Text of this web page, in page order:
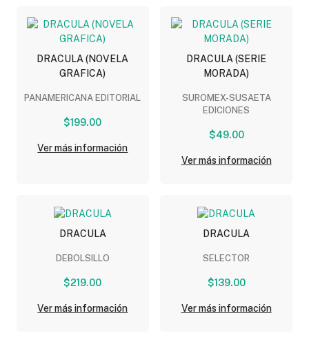
DRACULA (NOVELA
GRAFICA)
PANAMERICANA EDITORIAL
$199.00
Ver más información
DRACULA (SERIE
MORADA)
SUROMEX-SUSAETA
EDICIONES
$49.00
Ver más información
DRACULA
DEBOLSILLO
$219.00
Ver más información
DRACULA
SELECTOR
$139.00
Ver más información